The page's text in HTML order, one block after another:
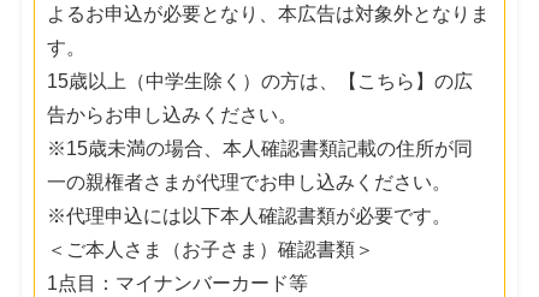
よるお申込が必要となり、本広告は対象外となりま
す。
15歳以上（中学生除く）の方は、【こちら】の広
告からお申し込みください。
※15歳未満の場合、本人確認書類記載の住所が同
一の親権者さまが代理でお申し込みください。
※代理申込には以下本人確認書類が必要です。
＜ご本人さま（お子さま）確認書類＞
1点目：マイナンバーカード等